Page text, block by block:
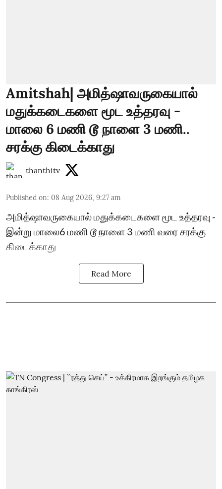
Amitshah| அமித்ஷாவருகையால்
மதுக்கடைகளை மூட உத்தரவு -
மாலை 6 மணி டூ நாளை 3 மணி..
சரக்கு கிடைக்காது
thanthitv
Published on: 08 Aug 2026, 9:27 am
அமித்ஷாவருகையால் மதுக்கடைகளை மூட உத்தரவு -
இன்று மாலை6 மணி டூ நாளை 3 மணி வரை சரக்கு
கிடைக்காது
Read More